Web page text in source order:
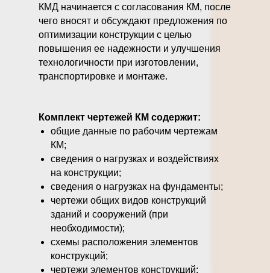
КМД начинается с согласования КМ, после
чего вносят и обсуждают предложения по
оптимизации конструкции с целью
повышения ее надежности и улучшения
технологичности при изготовлении,
транспортировке и монтаже.
Комплект чертежей КМ содержит:
общие данные по рабочим чертежам
КМ;
сведения о нагрузках и воздействиях
на конструкции;
сведения о нагрузках на фундаменты;
чертежи общих видов конструкций
зданий и сооружений (при
необходимости);
схемы расположения элементов
конструкций;
чертежи элементов конструкций;